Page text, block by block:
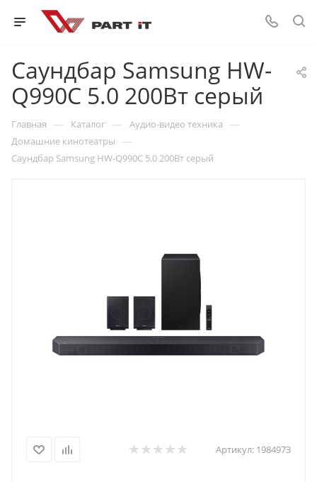
Саундбар Samsung HW-
Q990C 5.0 200Вт серый
Главная — Каталог — Аудио-видео техника —
Домашние кинотеатры —
Саундбар Samsung HW-Q990C 5.0 200Вт серый
Артикул: 1984973